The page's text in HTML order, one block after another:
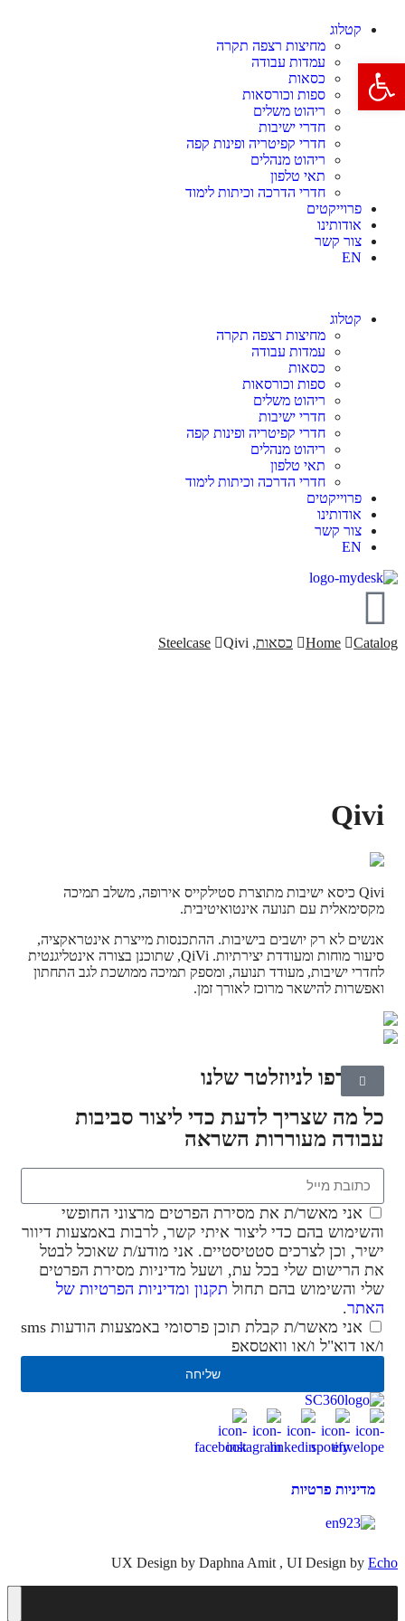
קטלוג
מחיצות רצפה תקרה
עמדות עבודה
כסאות
ספות וכורסאות
ריהוט משלים
חדרי ישיבות
חדרי קפיטריה ופינות קפה
ריהוט מנהלים
תאי טלפון
חדרי הדרכה וכיתות לימוד
פרוייקטים
אודותינו
צור קשר
EN
קטלוג
מחיצות רצפה תקרה
עמדות עבודה
כסאות
ספות וכורסאות
ריהוט משלים
חדרי ישיבות
חדרי קפיטריה ופינות קפה
ריהוט מנהלים
תאי טלפון
חדרי הדרכה וכיתות לימוד
פרוייקטים
אודותינו
צור קשר
EN
Home Catalog כסאות,
Steelcase Qivi
Qivi
Qivi כיסא ישיבות מתוצרת סטילקייס אירופה, משלב תמיכה
מקסימאלית עם תנועה אינטואיטיבית.
אנשים לא רק יושבים בישיבות. ההתכנסות מייצרת אינטראקציה,
סיעור מוחות ומעודדת יצירתיות. QiVi, שתוכנן בצורה אינטליגנטית
לחדרי ישיבות, מעודד תנועה, ומספק תמיכה ממושכת לגב התחתון
ואפשרות להישאר מרוכז לאורך זמן.
הצטרפו לניוזלטר שלנו
כל מה שצריך לדעת כדי ליצור סביבות
עבודה מעוררות השראה
אני מאשר/ת את מסירת הפרטים מרצוני החופשי
והשימוש בהם כדי ליצור איתי קשר, לרבות באמצעות דיוור
ישיר, וכן לצרכים סטטיסטיים. אני מודע/ת שאוכל לבטל
את הרישום שלי בכל עת, ושעל מדיניות מסירת הפרטים
שלי והשימוש בהם תחול תקנון ומדיניות הפרטיות של
האתר.
אני מאשר/ת קבלת תוכן פרסומי באמצעות הודעות sms
ו/או דוא"ל ו/או וואטסאפ
שליחה
מדיניות פרטיות
UX Design by Daphna Amit , UI Design by Echo
פתח סרגל נגישות